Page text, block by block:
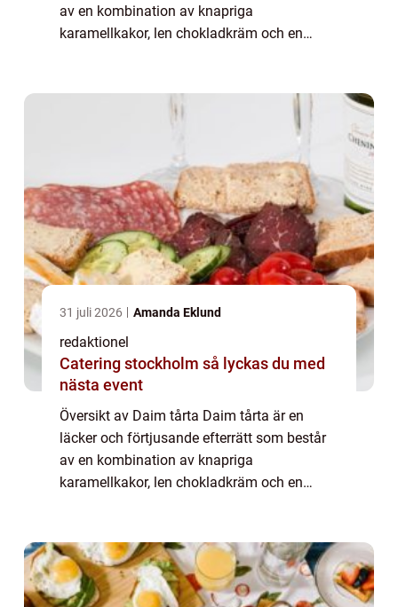
av en kombination av knapriga
karamellkakor, len chokladkräm och en
matentusiaster och erbj...
31 juli 2026 Amanda Eklund
redaktionel
Catering stockholm så lyckas du med
nästa event
Översikt av Daim tårta Daim tårta är en
läcker och förtjusande efterrätt som består
av en kombination av knapriga
karamellkakor, len chokladkräm och en
matentusiaster och erbj...